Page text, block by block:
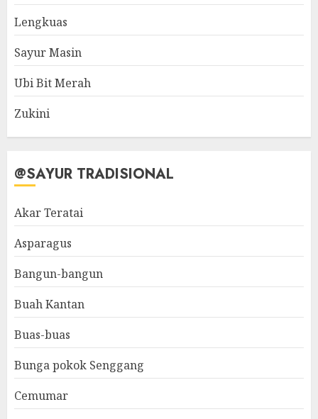
Lengkuas
Sayur Masin
Ubi Bit Merah
Zukini
@SAYUR TRADISIONAL
Akar Teratai
Asparagus
Bangun-bangun
Buah Kantan
Buas-buas
Bunga pokok Senggang
Cemumar